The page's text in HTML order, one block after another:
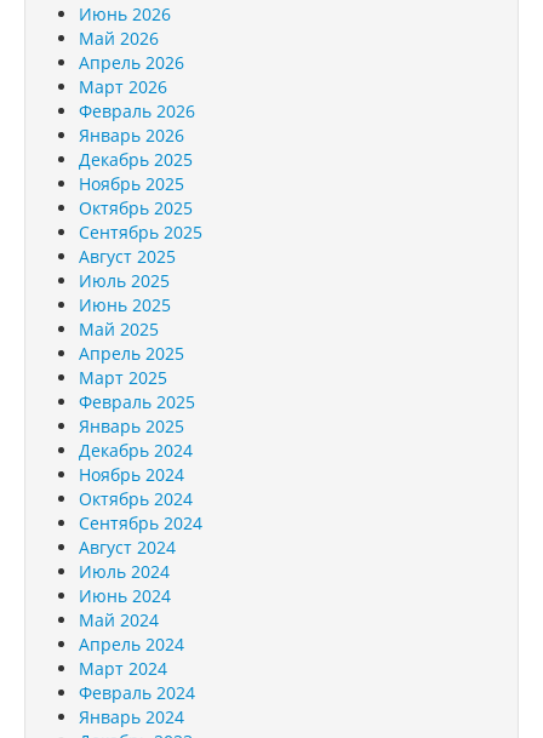
Июнь 2026
Май 2026
Апрель 2026
Март 2026
Февраль 2026
Январь 2026
Декабрь 2025
Ноябрь 2025
Октябрь 2025
Сентябрь 2025
Август 2025
Июль 2025
Июнь 2025
Май 2025
Апрель 2025
Март 2025
Февраль 2025
Январь 2025
Декабрь 2024
Ноябрь 2024
Октябрь 2024
Сентябрь 2024
Август 2024
Июль 2024
Июнь 2024
Май 2024
Апрель 2024
Март 2024
Февраль 2024
Январь 2024